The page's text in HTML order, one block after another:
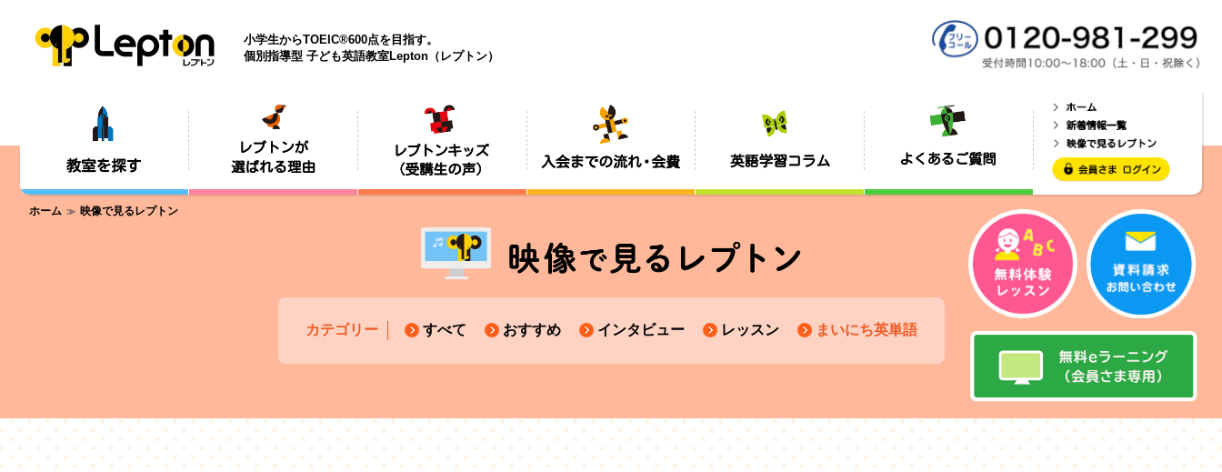
小学生からTOEIC®600点を目指す。
個別指導型 子ども英語教室Lepton（レプトン）
ホーム 映像で見るレプトン
カテゴリー すべて おすすめ インタビュー レッスン まいにち英単語